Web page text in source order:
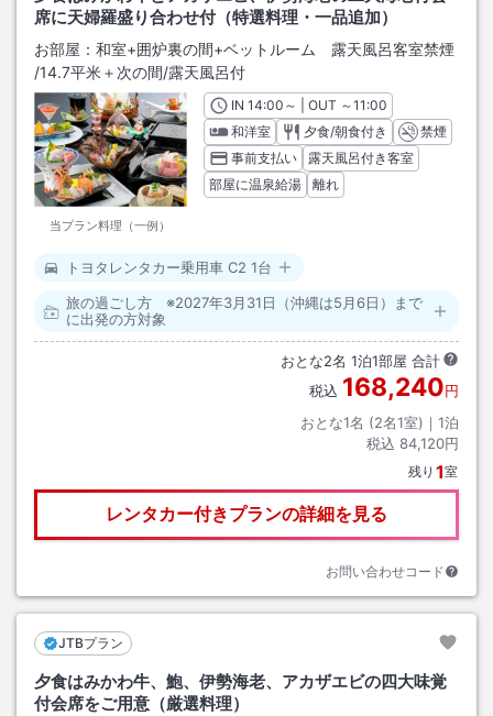
席に天婦羅盛り合わせ付（特選料理・一品追加）
お部屋： 和室+囲炉裏の間+ベットルーム 露天風呂客室禁煙
/14.7平米＋次の間/露天風呂付
当プラン料理（一例）
INチェックイン
14:00 ～ | OUT チェックアウト
～11:00
和洋室
夕食/朝食付き
禁煙
事前支払い
露天風呂付き客室
部屋に温泉給湯
離れ
トヨタレンタカー乗用車 C2 1台
旅の過ごし方 ※2027年3月31日（沖縄は5月6日）まで
に出発の方対象
おとな2名 1泊1部屋 合計
税込 168,240円
おとな1名 (2名1室)｜ 1泊
税込 84,120円
残り 1室
レンタカー付きプランの詳細を見る
お問い合わせコード
JTBプラン
夕食はみかわ牛、鮑、伊勢海老、アカザエビの四大味覚
付会席をご用意（厳選料理）